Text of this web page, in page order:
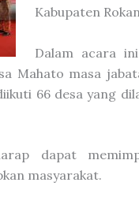
Kabupaten
Dalam acara
Mahato masa
66 desa yang
dapat
masyarakat.